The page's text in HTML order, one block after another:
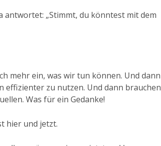
antwortet: „Stimmt, du könntest mit dem
mehr ein, was wir tun können. Und dann
effizienter zu nutzen. Und dann brauchen
Was für ein Gedanke!
hier und jetzt.